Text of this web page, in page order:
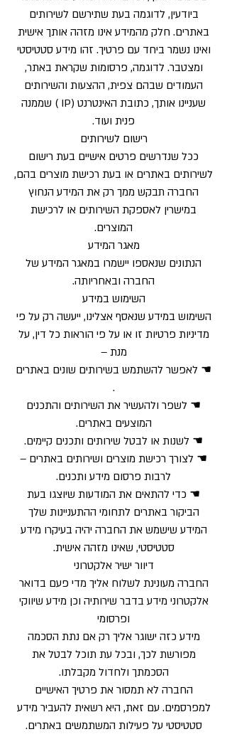
ביודעין, לדוגמה בעת שתירשם לשירותים
באתרים. חלק מהמידע אינו מזהה אותך אישית
ואינו נשמר ביחד עם פרטיך. זהו מידע סטטיסטי
ומצטבר. לדוגמה, פרסומות שקראת באתר,
העמודים שבהם צפית, ההצעות והשירותים
שעניינו אותך, כתובת האינטרנט (IP ) שממנה
פנית ועוד.
רישום לשירותים
ככל שנדרשים פרטים אישיים בעת רישום
לשירותים באתרים או בעת רכישת מוצרים בהם,
החברה תבקש ממך רק את המידע הנחוץ
במישרין לאספקת השירותים או לרכישת
המוצרים.
מאגר המידע
הנתונים שנאספו יישמרו במאגר המידע של
החברה ובאחריותה.
השימוש במידע
השימוש במידע שנאסף אצלינו, ייעשה רק על פי
מדיניות פרטיות זו או על פי הוראות כל דין, על
מנת –
☚ לאפשר להשתמש בשירותים שונים באתרים
.
☚ לשפר ולהעשיר את השירותים והתכנים
המוצעים באתרים.
☚ לשנות או לבטל שירותים ותכנים קיימים.
☚ לצורך רכישת מוצרים ושירותים באתרים –
לרבות פרסום מידע ותכנים.
☚ כדי להתאים את המודעות שיוצגו בעת
הביקור באתרים לתחומי ההתעניינות שלך
המידע שישמש את החברה יהיה בעיקרו מידע
סטטיסטי, שאינו מזהה אישית.
דיוור ישיר אלקטרוני
החברה מעונינת לשלוח אליך מדי פעם בדואר
אלקטרוני מידע בדבר שירותיה וכן מידע שיווקי
ופרסומי
מידע כזה ישוגר אליך רק אם נתת הסכמה
מפורשת לכך, ובכל עת תוכל לבטל את
הסכמתך ולחדול מקבלתו.
החברה לא תמסור את פרטיך האישיים
למפרסמים. עם זאת, היא רשאית להעביר מידע
סטטיסטי על פעילות המשתמשים באתרים.